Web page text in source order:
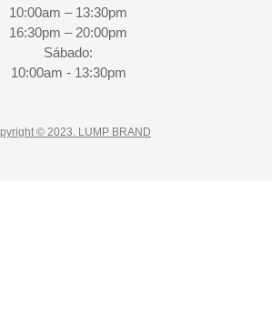
10:00am – 13:30pm
16:30pm – 20:00pm
Sábado:
10:00am - 13:30pm
© 2023. LUMP BRAND